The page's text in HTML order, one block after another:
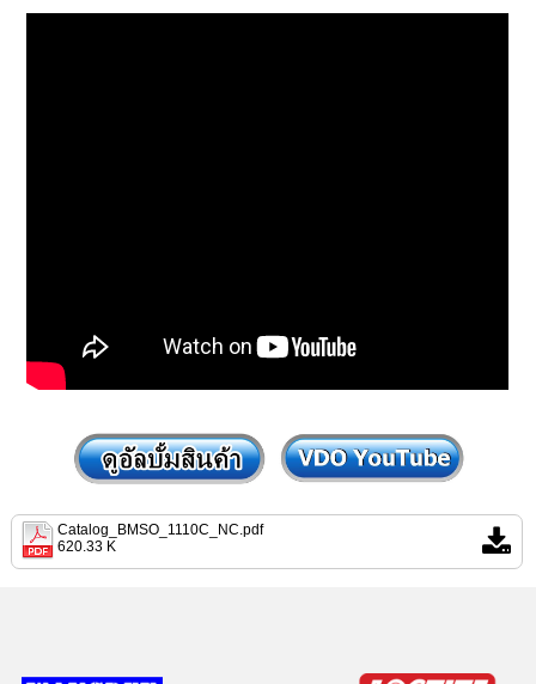
Catalog_BMSO_1110C_NC.pdf
620.33 K